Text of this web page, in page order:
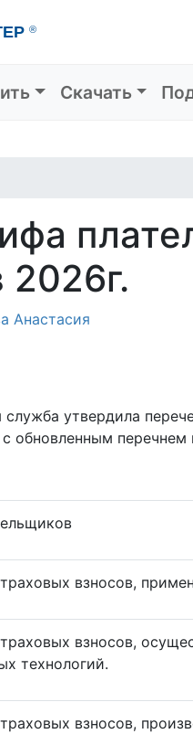
®
Скачать
2026г.
Анастасия
служба утвердила
с обновленным
взносов,
взносов,
технологий.
взносов,